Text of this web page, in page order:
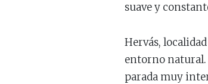
suave y
Hervás,
entorno
parada muy